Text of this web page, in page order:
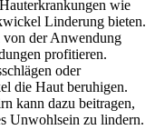
wie
Linderung bieten.
von der Anwendung
profitieren.
oder
die Haut beruhigen.
kann dazu beitragen,
Unwohlsein zu lindern.